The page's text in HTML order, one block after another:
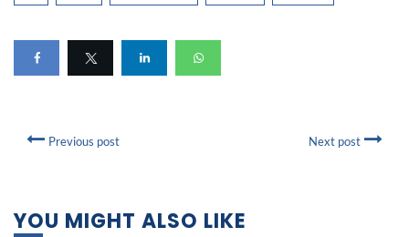
Previous post Next post
YOU MIGHT ALSO LIKE